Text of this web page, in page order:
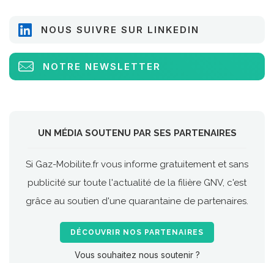
NOUS SUIVRE SUR LINKEDIN
NOTRE NEWSLETTER
UN MÉDIA SOUTENU PAR SES PARTENAIRES
Si Gaz-Mobilite.fr vous informe gratuitement et sans
publicité sur toute l'actualité de la filière GNV, c'est
grâce au soutien d'une quarantaine de partenaires.
DÉCOUVRIR NOS PARTENAIRES
Vous souhaitez nous soutenir ?